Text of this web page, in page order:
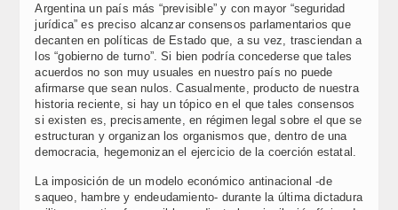
Argentina un país más “previsible” y con mayor “seguridad
jurídica” es preciso alcanzar consensos parlamentarios que
decanten en políticas de Estado que, a su vez, trasciendan a
los “gobierno de turno”. Si bien podría concederse que tales
acuerdos no son muy usuales en nuestro país no puede
afirmarse que sean nulos. Casualmente, producto de nuestra
historia reciente, si hay un tópico en el que tales consensos
si existen es, precisamente, en régimen legal sobre el que se
estructuran y organizan los organismos que, dentro de una
democracia, hegemonizan el ejercicio de la coerción estatal.
La imposición de un modelo económico antinacional -de
saqueo, hambre y endeudamiento- durante la última dictadura